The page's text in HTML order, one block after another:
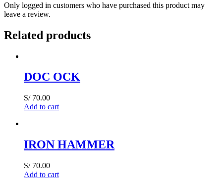
Only logged in customers who have purchased this product may
leave a review.
Related products
DOC OCK
S/70.00
Add to cart
IRON HAMMER
S/70.00
Add to cart